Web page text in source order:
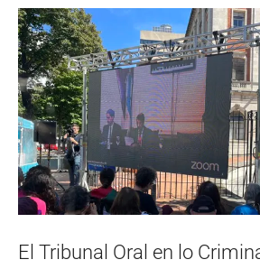
El Tribunal Oral en lo